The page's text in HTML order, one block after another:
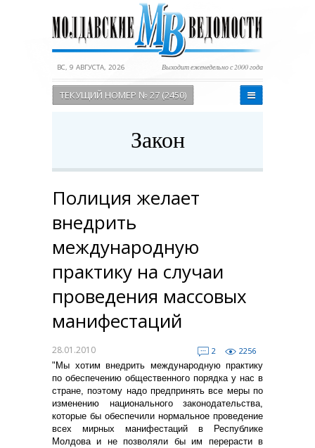
ВС, 9 АВГУСТА, 2026 Выходит еженедельно с 2000 года
ТЕКУЩИЙ НОМЕР № 27 (2450)
Закон
Полиция желает
внедрить
международную
практику на случаи
проведения массовых
манифестаций
28.01.2010 2
2256
"Мы хотим внедрить международную практику
по обеспечению общественного порядка у нас в
стране, поэтому надо предпринять все меры по
изменению национального законодательства,
которые бы обеспечили нормальное проведение
всех мирных манифестаций в Республике
Молдова и не позволяли бы им перерасти в